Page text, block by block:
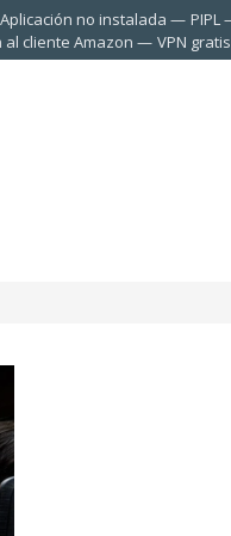
Aplicación no instalada
PIPL
al cliente Amazon VPN gratis